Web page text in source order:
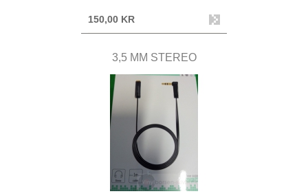
150,00 KR
3,5 MM STEREO